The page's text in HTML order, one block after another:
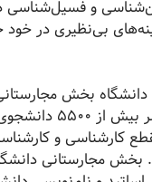
و فسیل‌شناسی
بی‌نظیری در خود
1995 این دانشگاه بخش
کرد و در حال
کارشناسی و
مجارستانی